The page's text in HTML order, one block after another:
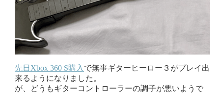
先日Xbox 360 S購入 で無事ギターヒーロー３がプレイ出
来るようになりました。
が、どうもギターコントローラーの調子が悪いようで